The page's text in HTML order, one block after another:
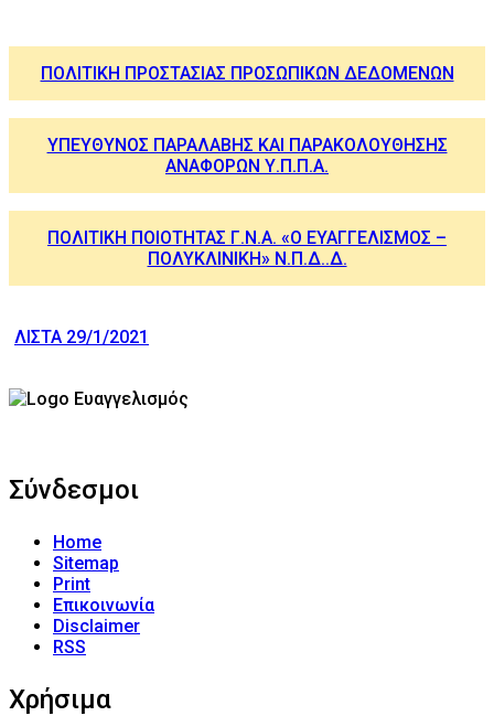
ΠΟΛΙΤΙΚΗ ΠΡΟΣΤΑΣΙΑΣ ΠΡΟΣΩΠΙΚΩΝ ΔΕΔΟΜΕΝΩΝ
ΥΠΕΥΘΥΝΟΣ ΠΑΡΑΛΑΒΗΣ ΚΑΙ ΠΑΡΑΚΟΛΟΥΘΗΣΗΣ
ΑΝΑΦΟΡΩΝ Υ.Π.Π.Α.
ΠΟΛΙΤΙΚΗ ΠΟΙΟΤΗΤΑΣ Γ.Ν.Α. «Ο ΕΥΑΓΓΕΛΙΣΜΟΣ –
ΠΟΛΥΚΛΙΝΙΚΗ» Ν.Π.Δ..Δ.
ΛΙΣΤΑ 29/1/2021
Σύνδεσμοι
Home
Sitemap
Print
Επικοινωνία
Disclaimer
RSS
Χρήσιμα